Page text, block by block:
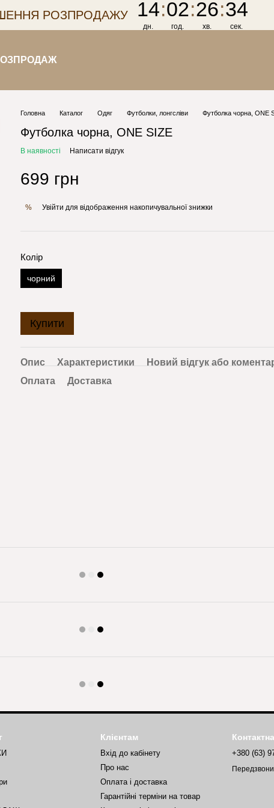
РОЗПРОДАЖУ 14:02:26:34
дн. год. хв. сек.
Головна Каталог Одяг Футболки, лонгсліви Футболка чорна, ONE
Футболка чорна, ONE SIZE
В наявності Написати відгук
699 грн
% Увійти для відображення накопичувальної знижки
Колір
чорний
Купити
Опис Характеристики
Новий відгук або
Оплата
Доставка
Клієнтам
Вхід до кабінету
Про нас
Оплата і доставка
Гарантійні терміни на товар
+380 (63)